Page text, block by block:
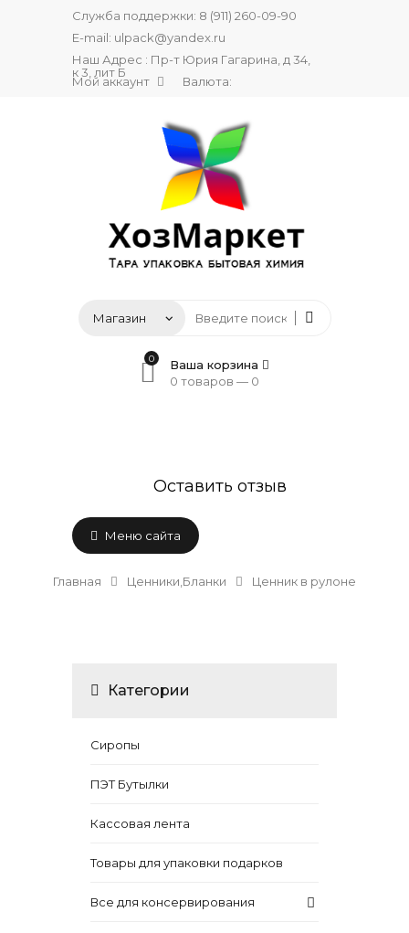
Служба поддержки: 8 (911) 260-09-90
E-mail: ulpack@yandex.ru
Наш Адрес : Пр-т Юрия Гагарина, д 34,
к 3, лит Б
Мой аккаунт Валюта:
0
Ваша корзина
0 товаров — 0
Оставить отзыв
Меню сайта
Главная Ценники,Бланки Ценник в рулоне
Категории
Сиропы
ПЭТ Бутылки
Кассовая лента
Товары для упаковки подарков
Все для консервирования